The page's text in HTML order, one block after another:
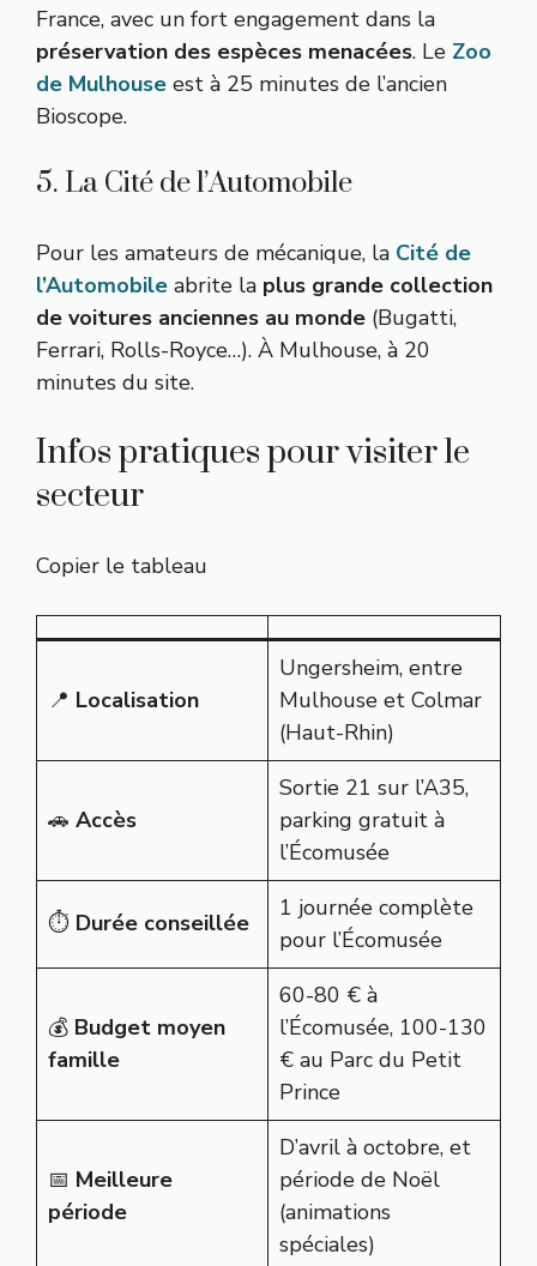
France, avec un fort engagement dans la
préservation des espèces menacées. Le Zoo
de Mulhouse est à 25 minutes de l’ancien
Bioscope.
5. La Cité de l’Automobile
Pour les amateurs de mécanique, la Cité de
l’Automobile abrite la plus grande collection
de voitures anciennes au monde (Bugatti,
Ferrari, Rolls-Royce…). À Mulhouse, à 20
minutes du site.
Infos pratiques pour visiter le
secteur
Copier le tableau
📍 Localisation
Ungersheim, entre
Mulhouse et Colmar
(Haut-Rhin)
🚗 Accès
Sortie 21 sur l’A35,
parking gratuit à
l’Écomusée
⏱️ Durée conseillée
1 journée complète
pour l’Écomusée
💰 Budget moyen
famille
60-80 € à
l’Écomusée, 100-130
€ au Parc du Petit
Prince
📅 Meilleure
période
D’avril à octobre, et
période de Noël
(animations
spéciales)